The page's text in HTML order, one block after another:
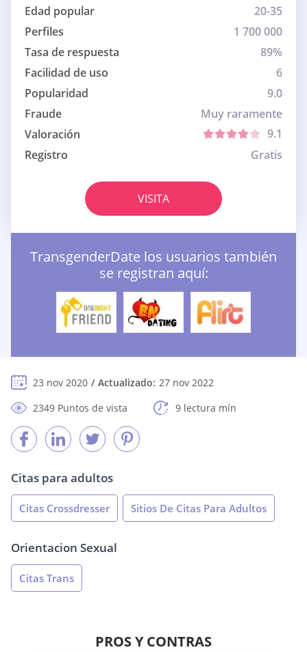
Edad popular
20-35
Perfiles
1 700 000
Tasa de respuesta
89%
Facilidad de uso
6
Popularidad
9.0
Fraude
Muy raramente
Valoración
9.1
Registro
Gratis
VISITA
TransgenderDate los usuarios también
se registran aquí:
23 nov 2020 Actualizado: 27 nov 2022
2349 Puntos de vista
9 lectura mín
Citas para adultos
Citas Crossdresser Sitios De Citas Para Adultos
Orientacion Sexual
Citas Trans
PROS Y CONTRAS